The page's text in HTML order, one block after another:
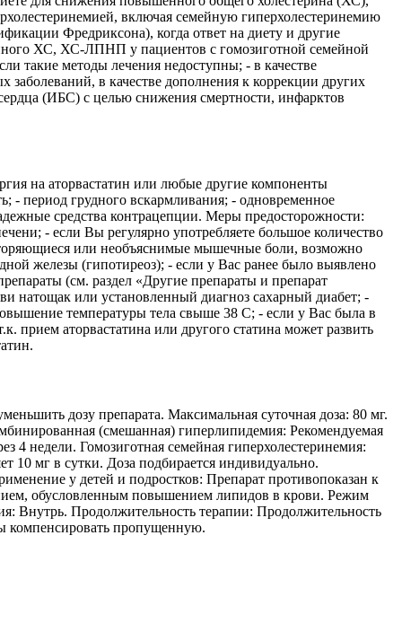
включая семейную гиперхолестеринемию
Фредриксона), когда ответ на диету и другие
ХС, ХС-ЛПНП у пациентов с гомозиготной семейной
такие методы лечения недоступны; - в качестве
в качестве дополнения к коррекции других
(ИБС) с целью снижения смертности, инфарктов
на аторвастатин или любые другие компоненты
- период грудного вскармливания; - одновременное
средства контрацепции. Меры предосторожности:
- если Вы регулярно употребляете большое количество
или необъяснимые мышечные боли, возможно
железы (гипотиреоз); - если у Вас ранее было выявлено
(см. раздел «Другие препараты и препарат
натощак или установленный диагноз сахарный диабет; -
температуры тела свыше 38 С; - если у Вас была в
прием аторвастатина или другого статина может развить
дозу препарата. Максимальная суточная доза: 80 мг.
(смешанная) гиперлипидемия: Рекомендуемая
4 недели. Гомозиготная семейная гиперхолестеринемия:
10 мг в сутки. Доза подбирается индивидуально.
у детей и подростков: Препарат противопоказан к
обусловленным повышением липидов в крови. Режим
Внутрь. Продолжительность терапии: Продолжительность
компенсировать пропущенную.